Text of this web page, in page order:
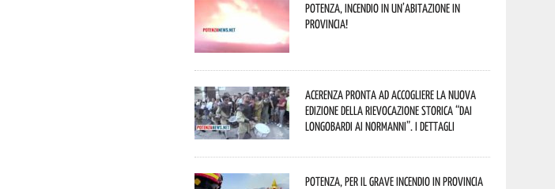
Potenza, incendio in un’abitazione in
provincia!
Acerenza pronta ad accogliere la nuova
edizione della rievocazione storica “Dai
Longobardi ai Normanni”. I dettagli
Potenza, per il grave incendio in Provincia